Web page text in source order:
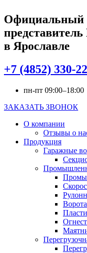
Официальный
в Ярославле
+7 (4852) 330-
пн-пт 09:00–18:00
ЗАКАЗАТЬ ЗВОНОК
О компании
Отзывы о
Продукция
Гаражные